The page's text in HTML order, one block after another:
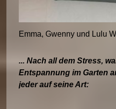
Emma, Gwenny und Lulu
... Nach all dem Stress,
Entspannung im Garten
jeder auf seine Art: